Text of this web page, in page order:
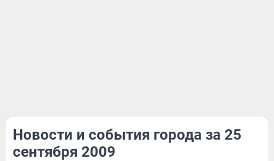
Новости и события города за 25
сентября 2009